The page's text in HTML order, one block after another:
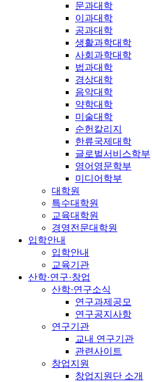
문과대학
이과대학
공과대학
생활과학대학
사회과학대학
법과대학
경상대학
음악대학
약학대학
미술대학
순헌칼리지
한류국제대학
글로벌서비스학부
영어영문학부
미디어학부
대학원
특수대학원
교육대학원
경영전문대학원
입학안내
입학안내
교육기관
산학·연구·창업
산학·연구소식
연구과제공모
연구공지사항
연구기관
교내 연구기관
관련사이트
창업지원
창업지원단 소개